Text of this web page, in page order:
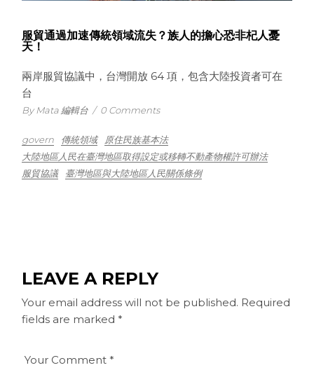
服貿通過加速傳統領域流失？族人的擔心恐非杞人憂
天！
兩岸服貿協議中，台灣開放 64 項，包含大陸投資者可在
台
By Mata 編輯台 / 0 Comments
govern 傳統領域
原住民族基本法
大陸地區人民在臺灣地區取得設定或移轉不動產物權許可辦法
服貿協議
臺灣地區與大陸地區人民關係條例
LEAVE A REPLY
Your email address will not be published. Required
fields are marked *